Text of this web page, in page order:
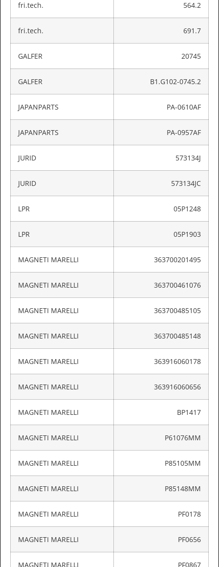
fri.tech. 564.2
fri.tech. 691.7
GALFER 20745
GALFER B1.G102-0745.2
JAPANPARTS PA-0610AF
JAPANPARTS PA-0957AF
JURID 573134J
JURID 573134JC
LPR 05P1248
LPR 05P1903
MAGNETI MARELLI 363700201495
MAGNETI MARELLI 363700461076
MAGNETI MARELLI 363700485105
MAGNETI MARELLI 363700485148
MAGNETI MARELLI 363916060178
MAGNETI MARELLI 363916060656
MAGNETI MARELLI BP1417
MAGNETI MARELLI P61076MM
MAGNETI MARELLI P85105MM
MAGNETI MARELLI P85148MM
MAGNETI MARELLI PF0178
MAGNETI MARELLI PF0656
MAGNETI MARELLI PF0867